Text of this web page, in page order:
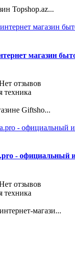
Topshop.az...
магазин
отзывов
техника
Giftsho...
- официальный
отзывов
техника
магази...